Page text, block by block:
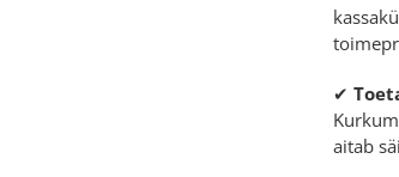
✔
aitab